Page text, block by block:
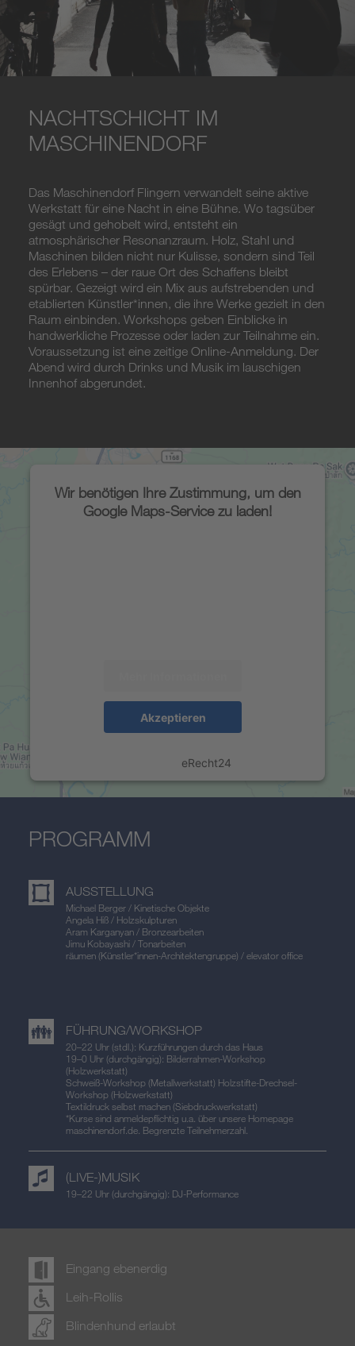
NACHTSCHICHT IM
MASCHINENDORF
Das Maschinendorf Flingern verwandelt seine aktive
Werkstatt für eine Nacht in eine Bühne. Wo tagsüber
gesägt und gehobelt wird, entsteht ein
atmosphärischer Resonanzraum. Holz, Stahl und
Maschinen bilden nicht nur Kulisse, sondern sind Teil
des Erlebens – der raue Ort des Schaffens bleibt
spürbar. Gezeigt wird ein Mix aus aufstrebenden und
etablierten Künstler*innen, die ihre Werke gezielt in den
Raum einbinden. Workshops geben Einblicke in
handwerkliche Prozesse oder laden zur Teilnahme ein.
Voraussetzung ist eine zeitige Online-Anmeldung. Der
Abend wird durch Drinks und Musik im lauschigen
Innenhof abgerundet.
Wir benötigen Ihre Zustimmung, um den
Google Maps-Service zu laden!
Akzeptieren
eRecht24
PROGRAMM
AUSSTELLUNG
Michael Berger / Kinetische Objekte
Angela Hiß / Holzskulpturen
Aram Karganyan / Bronzearbeiten
Jimu Kobayashi / Tonarbeiten
räumen (Künstler*innen-Architekten­gruppe) / elevator office
FÜHRUNG/WORKSHOP
20–22 Uhr (stdl.): Kurzführungen durch das Haus
19–0 Uhr (durchgängig): Bilderrahmen-Workshop
(Holzwerkstatt)
Schweiß-Workshop (Metallwerkstatt) Holzstifte-Drechsel-
Workshop (Holzwerkstatt)
Textildruck selbst machen (Siebdruckwerkstatt)
*Kurse sind anmeldepflichtig u.a. über unsere Homepage
maschinendorf.de. Begrenzte Teilnehmerzahl.
(LIVE-)MUSIK
19–22 Uhr (durchgängig): DJ-Performance
Eingang ebenerdig
Leih-Rollis
Blindenhund erlaubt